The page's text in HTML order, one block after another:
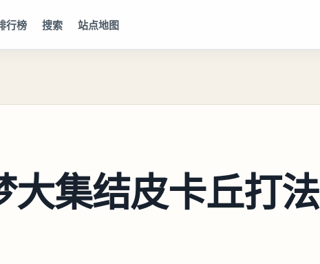
行榜 搜索 站点地图
大集结皮卡丘打法